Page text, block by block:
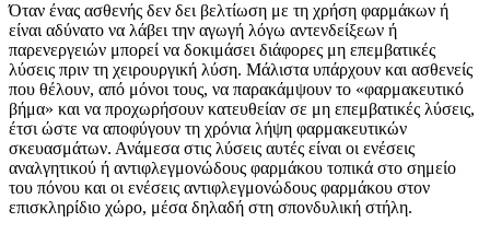
Όταν ένας ασθενής δεν δει βελτίωση με τη χρήση φαρμάκων ή
είναι αδύνατο να λάβει την αγωγή λόγω αντενδείξεων ή
παρενεργειών μπορεί να δοκιμάσει διάφορες μη επεμβατικές
λύσεις πριν τη χειρουργική λύση. Μάλιστα υπάρχουν και ασθενείς
που θέλουν, από μόνοι τους, να παρακάμψουν το «φαρμακευτικό
βήμα» και να προχωρήσουν κατευθείαν σε μη επεμβατικές λύσεις,
έτσι ώστε να αποφύγουν τη χρόνια λήψη φαρμακευτικών
σκευασμάτων. Ανάμεσα στις λύσεις αυτές είναι οι ενέσεις
αναλγητικού ή αντιφλεγμονώδους φαρμάκου τοπικά στο σημείο
του πόνου και οι ενέσεις αντιφλεγμονώδους φαρμάκου στον
επισκληρίδιο χώρο, μέσα δηλαδή στη σπονδυλική στήλη.